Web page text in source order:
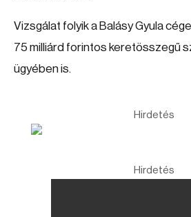
Vizsgálat folyik a Balásy Gyula
75 milliárd forintos keretösszegű
ügyében is.
Hirdetés
Hirdetés